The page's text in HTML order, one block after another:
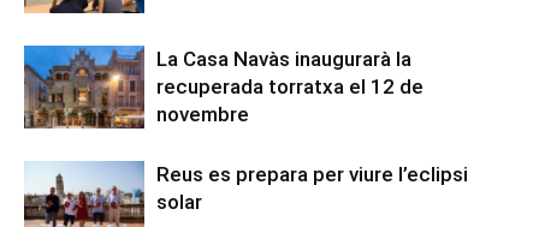
La Casa Navàs inaugurarà la
recuperada torratxa el 12 de
novembre
Reus es prepara per viure l’eclipsi
solar